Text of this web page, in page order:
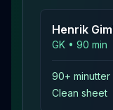
Henrik
GK • 90 min
90+ minutter
Clean sheet